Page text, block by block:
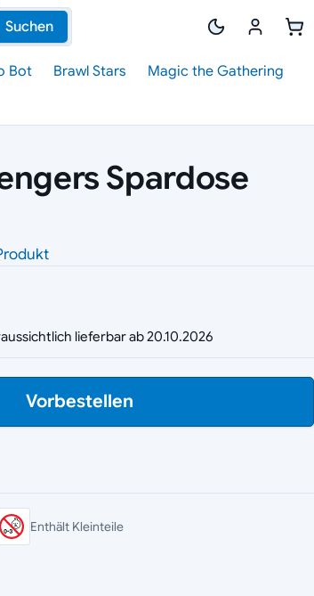
Suchen
Bot Brawl Stars
Magic the Gathering
Spardose
lieferbar ab 20.10.2026
Vorbestellen
Enthält Kleinteile